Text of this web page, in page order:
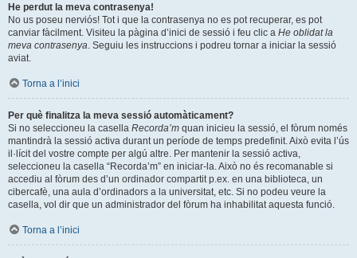
He perdut la meva contrasenya!
No us poseu nerviós! Tot i que la contrasenya no es pot recuperar, es pot
canviar fàcilment. Visiteu la pàgina d’inici de sessió i feu clic a He oblidat la
meva contrasenya . Seguiu les instruccions i podreu tornar a iniciar la sessió
aviat.
Torna a l’inici
Per què finalitza la meva sessió automàticament?
Si no seleccioneu la casella Recorda’m quan inicieu la sessió, el fòrum només
mantindrà la sessió activa durant un període de temps predefinit. Això evita l’ús
il·lícit del vostre compte per algú altre. Per mantenir la sessió activa,
seleccioneu la casella “Recorda’m” en iniciar-la. Això no és recomanable si
accediu al fòrum des d’un ordinador compartit p.ex. en una biblioteca, un
cibercafè, una aula d’ordinadors a la universitat, etc. Si no podeu veure la
casella, vol dir que un administrador del fòrum ha inhabilitat aquesta funció.
Torna a l’inici